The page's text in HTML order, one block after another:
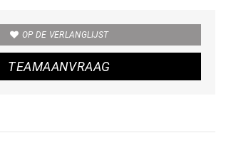
OP DE VERLANGLIJST
TEAMAANVRAAG